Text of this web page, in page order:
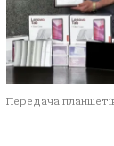
Передача